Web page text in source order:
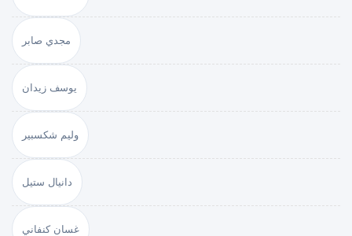
مجدي صابر
يوسف زيدان
وليم شكسبير
دانيال ستيل
غسان كنفاني